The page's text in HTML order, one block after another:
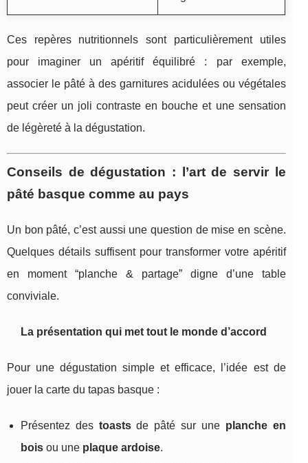
Ces repères nutritionnels sont particulièrement utiles
pour imaginer un apéritif équilibré : par exemple,
associer le pâté à des garnitures acidulées ou végétales
peut créer un joli contraste en bouche et une sensation
de légèreté à la dégustation.
Conseils de dégustation : l’art de servir le
pâté basque comme au pays
Un bon pâté, c’est aussi une question de mise en scène.
Quelques détails suffisent pour transformer votre apéritif
en moment “planche & partage” digne d’une table
conviviale.
La présentation qui met tout le monde d’accord
Pour une dégustation simple et efficace, l’idée est de
jouer la carte du tapas basque :
Présentez des toastsde pâté sur une planche en
bois ou une plaque ardoise.